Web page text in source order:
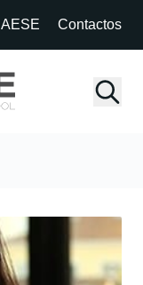
AESE Contactos